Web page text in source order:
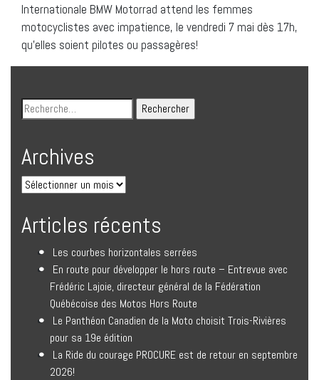
Internationale BMW Motorrad attend les femmes
motocyclistes avec impatience, le vendredi 7 mai dès 17h,
qu’elles soient pilotes ou passagères!
Archives
Articles récents
Les courbes horizontales serrées
En route pour développer le hors route – Entrevue avec
Frédéric Lajoie, directeur général de la Fédération
Québécoise des Motos Hors Route
Le Panthéon Canadien de la Moto choisit Trois-Rivières
pour sa 19e édition
La Ride du courage PROCURE est de retour en septembre
2026!